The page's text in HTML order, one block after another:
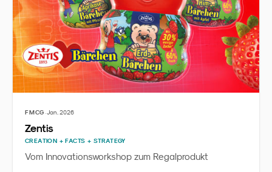
FMCG·Jan. 2026
Zentis
CREATION + FACTS + STRATEGY
Vom Innovationsworkshop zum Regalprodukt